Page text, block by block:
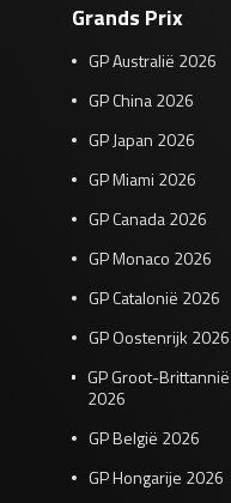
Grands Prix
GP Australië 2026
GP China 2026
GP Japan 2026
GP Miami 2026
GP Canada 2026
GP Monaco 2026
GP Catalonië 2026
GP Oostenrijk 2026
GP Groot-Brittannië
2026
GP België 2026
GP Hongarije 2026